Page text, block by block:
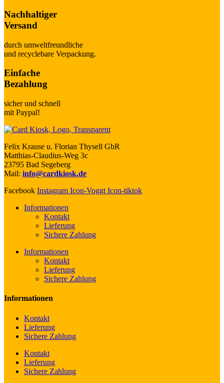
Nachhaltiger
Versand
durch umweltfreundliche
und recyclebare Verpackung.
Einfache
Bezahlung
sicher und schnell
mit Paypal!
Felix Krause u. Florian Thysell GbR
Matthias-Claudius-Weg 3c
23795 Bad Segeberg
Mail: info@cardkiosk.de
Facebook Instagram Icon-Voggt Icon-tiktok
Informationen
Kontakt
Lieferung
Sichere Zahlung
Informationen
Kontakt
Lieferung
Sichere Zahlung
Informationen
Kontakt
Lieferung
Sichere Zahlung
Kontakt
Lieferung
Sichere Zahlung